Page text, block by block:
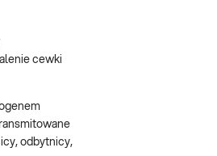
cewki
odbytnicy,